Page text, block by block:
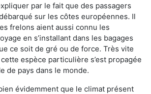
par le fait que des passagers
sur les côtes européennes. Il
frelons aient aussi connu les
en s’installant dans les bagages
ce soit de gré ou de force. Très vite
espèce particulière s’est propagée
de pays dans le monde.
évidemment que le climat présent